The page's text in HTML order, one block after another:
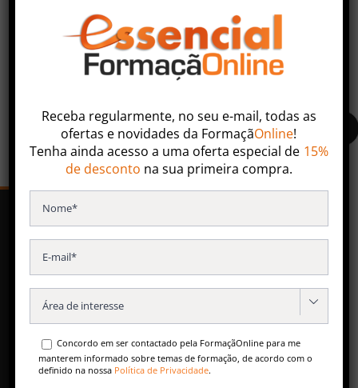
Faça uma pesquisa ou entre em contacto com nossa
equipa especializada.
SERVIÇOS
Especializações Pós-Universitárias
Formação para Empresas
Conteúdos Gratuitos
Receba regularmente, no seu e-mail, todas as
ofertas e novidades da FormaçãOnline!
Tenha ainda acesso a uma oferta especial de 15%
de desconto na sua primeira compra.

Concordo em ser contactado pela FormaçãOnline para me
manterem informado sobre temas de formação, de acordo com o
definido na nossa Política de Privacidade.